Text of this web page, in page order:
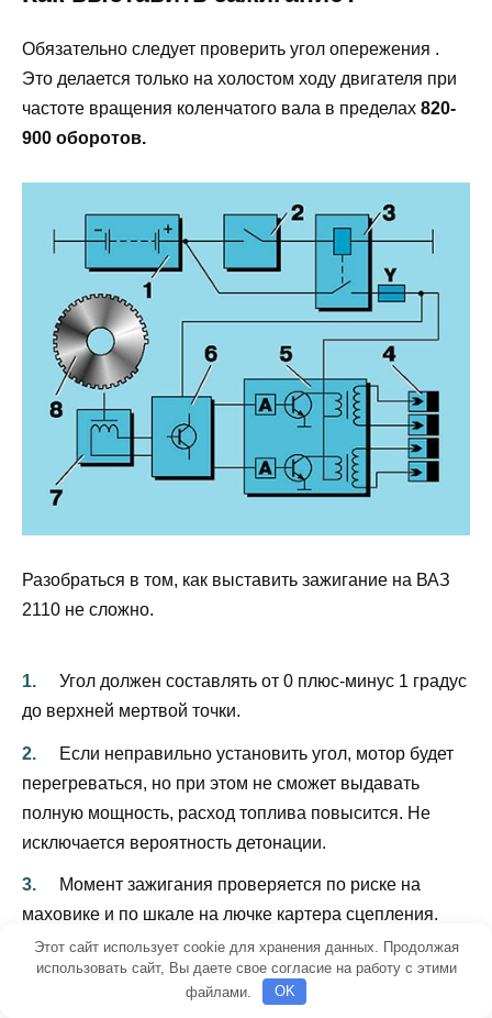
Обязательно следует проверить угол опережения .
Это делается только на холостом ходу двигателя при
частоте вращения коленчатого вала в пределах 820-
900 оборотов.
Разобраться в том, как выставить зажигание на ВАЗ
2110 не сложно.
Угол должен составлять от 0 плюс-минус 1 градус
до верхней мертвой точки.
Если неправильно установить угол, мотор будет
перегреваться, но при этом не сможет выдавать
полную мощность, расход топлива повысится. Не
исключается вероятность детонации.
Момент зажигания проверяется по риске на
маховике и по шкале на лючке картера сцепления.
Заглушка при этом должна находиться в
вытянутом положении.
Этот сайт использует cookie для хранения данных. Продолжая
использовать сайт, Вы даете свое согласие на работу с этими
файлами.
OK